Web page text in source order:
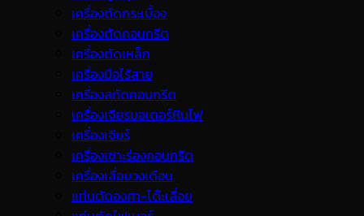
เครื่องตัดกระเบื้อง
เครื่องตัดคอนกรีต
เครื่องตัดเหล็ก
เครื่องมือไร้สาย
เครื่องสกัดคอนกรีต
เครื่องเจียรมอเตอร์หินไฟ
เครื่องเจียร์
เครื่องเซาะร่องคอนกรีต
เครื่องเลื่อยวงเดือน
แท่นตัดองศา-โต๊ะเลื่อย